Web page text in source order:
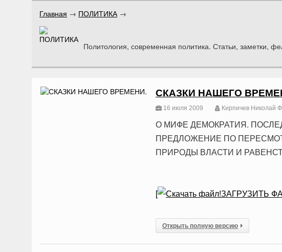
Главная → ПОЛИТИКА→
Политология, современная политика. Статьи, заметки,
СКАЗКИ НАШЕГО
16 июля 2009 Кирпичев Николай
О МИФЕ ДЕМОКРАТИЯ.
ПРЕДЛОЖЕНИЕ ПО
ПРИРОДЫ ВЛАСТИ И
[ ЗАГРУЗИТЬ
Открыть полную версию